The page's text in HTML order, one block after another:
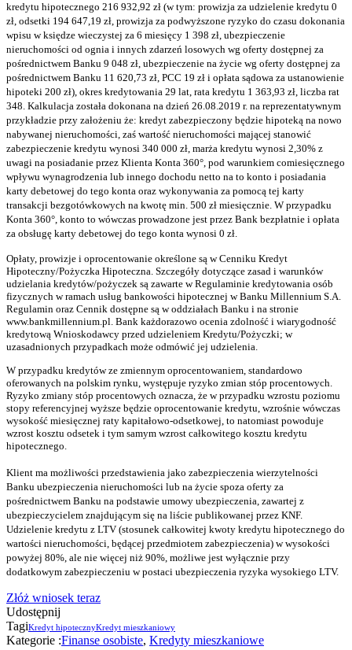
kredytu hipotecznego 216 932,92 zł (w tym: prowizja za udzielenie kredytu 0
zł, odsetki 194 647,19 zł, prowizja za podwyższone ryzyko do czasu dokonania
wpisu w księdze wieczystej za 6 miesięcy 1 398 zł, ubezpieczenie
nieruchomości od ognia i innych zdarzeń losowych wg oferty dostępnej za
pośrednictwem Banku 9 048 zł, ubezpieczenie na życie wg oferty dostępnej za
pośrednictwem Banku 11 620,73 zł, PCC 19 zł i opłata sądowa za ustanowienie
hipoteki 200 zł), okres kredytowania 29 lat, rata kredytu 1 363,93 zł, liczba rat
348. Kalkulacja została dokonana na dzień 26.08.2019 r. na reprezentatywnym
przykładzie przy założeniu że: kredyt zabezpieczony będzie hipoteką na nowo
nabywanej nieruchomości, zaś wartość nieruchomości mającej stanowić
zabezpieczenie kredytu wynosi 340 000 zł, marża kredytu wynosi 2,30% z
uwagi na posiadanie przez Klienta Konta 360°, pod warunkiem comiesięcznego
wpływu wynagrodzenia lub innego dochodu netto na to konto i posiadania
karty debetowej do tego konta oraz wykonywania za pomocą tej karty
transakcji bezgotówkowych na kwotę min. 500 zł miesięcznie. W przypadku
Konta 360°, konto to wówczas prowadzone jest przez Bank bezpłatnie i opłata
za obsługę karty debetowej do tego konta wynosi 0 zł.
Opłaty, prowizje i oprocentowanie określone są w Cenniku Kredyt
Hipoteczny/Pożyczka Hipoteczna. Szczegóły dotyczące zasad i warunków
udzielania kredytów/pożyczek są zawarte w Regulaminie kredytowania osób
fizycznych w ramach usług bankowości hipotecznej w Banku Millennium S.A.
Regulamin oraz Cennik dostępne są w oddziałach Banku i na stronie
www.bankmillennium.pl. Bank każdorazowo ocenia zdolność i wiarygodność
kredytową Wnioskodawcy przed udzieleniem Kredytu/Pożyczki; w
uzasadnionych przypadkach może odmówić jej udzielenia.
W przypadku kredytów ze zmiennym oprocentowaniem, standardowo
oferowanych na polskim rynku, występuje ryzyko zmian stóp procentowych.
Ryzyko zmiany stóp procentowych oznacza, że w przypadku wzrostu poziomu
stopy referencyjnej wyższe będzie oprocentowanie kredytu, wzrośnie wówczas
wysokość miesięcznej raty kapitałowo-odsetkowej, to natomiast powoduje
wzrost kosztu odsetek i tym samym wzrost całkowitego kosztu kredytu
hipotecznego.
Klient ma możliwości przedstawienia jako zabezpieczenia wierzytelności
Banku ubezpieczenia nieruchomości lub na życie spoza oferty za
pośrednictwem Banku na podstawie umowy ubezpieczenia, zawartej z
ubezpieczycielem znajdującym się na liście publikowanej przez KNF.
Udzielenie kredytu z LTV (stosunek całkowitej kwoty kredytu hipotecznego do
wartości nieruchomości, będącej przedmiotem zabezpieczenia) w wysokości
powyżej 80%, ale nie więcej niż 90%, możliwe jest wyłącznie przy
dodatkowym zabezpieczeniu w postaci ubezpieczenia ryzyka wysokiego LTV.
Złóż wniosek teraz
Udostępnij
TagiKredyt hipotecznyKredyt mieszkaniowy
Kategorie :Finanse osobiste, Kredyty mieszkaniowe